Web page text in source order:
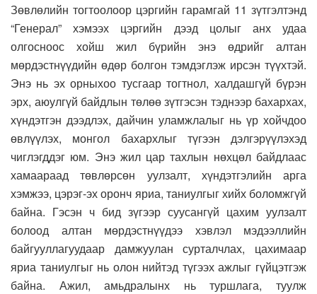
Зөвлөлийн тогтоолоор цэргийн гарамгай 11 зүтгэлтэнд
“Генерал” хэмээх цэргийн дээд цолыг анх удаа
олгосноос хойш жил бүрийн энэ өдрийг алтан
мөрдэстнүүдийн өдөр болгон тэмдэглэж ирсэн түүхтэй.
Энэ нь эх орныхоо тусгаар тогтнол, халдашгүй бүрэн
эрх, аюулгүй байдлын төлөө зүтгэсэн тэднээр бахархах,
хүндэтгэн дээдлэх, дайчин уламжлалыг нь үр хойчдоо
өвлүүлэх, монгол бахархлыг түгээн дэлгэрүүлэхэд
чиглэгддэг юм. Энэ жил цар тахлын нөхцөл байдлаас
хамаараад төвлөрсөн уулзалт, хүндэтгэлийн арга
хэмжээ, цэрэг-эх оронч яриа, таниулгыг хийх боломжгүй
байна. Гэсэн ч бид зүгээр суусангүй цахим уулзалт
болоод алтан мөрдэстнүүдээ хэвлэл мэдээллийн
байгууллагуудаар дамжуулан сурталчлах, цахимаар
яриа таниулгыг нь олон нийтэд түгээх ажлыг гүйцэтгэж
байна. Ажил, амьдралынх нь туршлага, туулж